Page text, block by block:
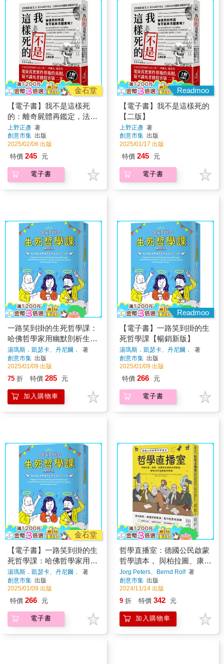
金石堂
【電子書】我不是這樣死
的：離奇屍體再鑑定，法醫
現場的犯罪診斷報告書
上野正彥 著
創意市集 出版
2025/02/06 出版
特價 245 元
電子書
Readmoo
【電子書】我不是這樣死的
【二版】
上野正彥 著
創意市集 出版
2025/01/17 出版
特價 245 元
電子書
一路笑到掛的生死哲學課：
哈佛哲學家用幽默剖析生與
死的一切【暢銷新版】
湯瑪斯．凱瑟卡、丹尼爾．
著
創意市集 出版
2025/01/09 出版
75 折 特價 285 元
加入購物車
Readmoo
【電子書】一路笑到掛的生
死哲學課【暢銷新版】
湯瑪斯．凱瑟卡、丹尼爾．
著
創意市集 出版
2025/01/09 出版
特價 266 元
電子書
金石堂
【電子書】一路笑到掛的生
死哲學課：哈佛哲學家用幽
默剖析生與死的一切
湯瑪斯．凱瑟卡、丹尼爾．
著
創意市集 出版
2025/01/09 出版
特價 266 元
電子書
哲學直播室：德國公民啟蒙
哲學讀本， 與柏拉圖、康
德、亞里斯多德等大師對
談，解構18大經典哲學思想
Jorg Peters、Bernd Rolf著
創意市集 出版
2024/11/14 出版
9 折 特價 342 元
加入購物車